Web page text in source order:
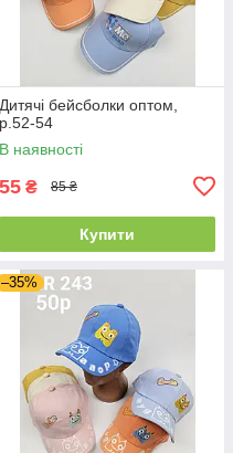
Дитячі бейсболки оптом,
р.52-54
В наявності
55 ₴ 85 ₴
Купити
–35%